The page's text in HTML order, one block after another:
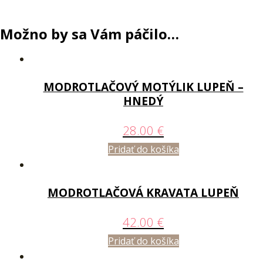
Možno by sa Vám páčilo…
MODROTLAČOVÝ MOTÝLIK LUPEŇ –
HNEDÝ
28.00 €
Pridať do košíka
MODROTLAČOVÁ KRAVATA LUPEŇ
42.00 €
Pridať do košíka